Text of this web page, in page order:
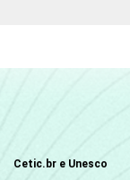
Cetic.br e Unesco